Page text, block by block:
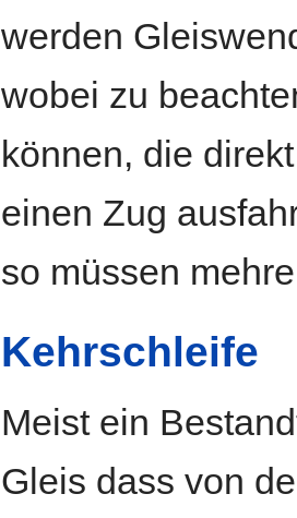
werden
wobei zu
können, die
einen Zug
so müssen
Kehrschleife
Meist ein
Gleis dass von